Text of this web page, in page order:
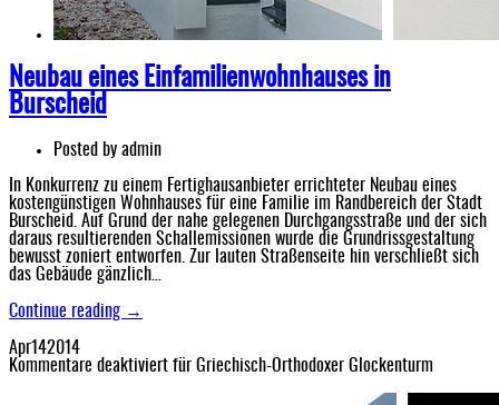
Neubau eines Einfamilienwohnhauses in
Burscheid
Posted by admin
In Konkurrenz zu einem Fertighausanbieter errichteter Neubau eines
kostengünstigen Wohnhauses für eine Familie im Randbereich der Stadt
Burscheid. Auf Grund der nahe gelegenen Durchgangsstraße und der sich
daraus resultierenden Schallemissionen wurde die Grundrissgestaltung
bewusst zoniert entworfen. Zur lauten Straßenseite hin verschließt sich
das Gebäude gänzlich…
Continue reading →
Apr142014
Kommentare deaktiviert für Griechisch-Orthodoxer Glockenturm